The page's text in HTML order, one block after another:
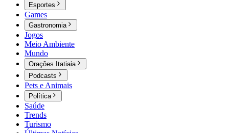
Esportes
Games
Gastronomia
Jogos
Meio Ambiente
Mundo
Orações Itatiaia
Podcasts
Pets e Animais
Política
Saúde
Trends
Turismo